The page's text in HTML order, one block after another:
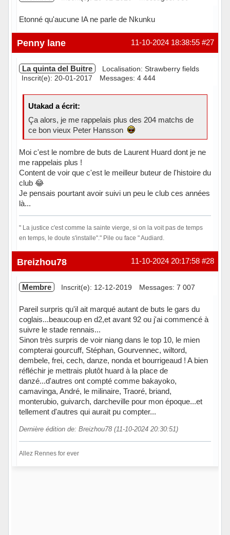
Etonné qu'aucune IA ne parle de Nkunku
Hors ligne #27
11-10-2024 18:38:55
Penny lane
La quinta del Buitre
Localisation: Strawberry fields
Inscrit(e): 20-01-2017
Messages: 4 444
Utakad a écrit:
Ça alors, je me rappelais plus des 204 matchs de
ce bon vieux Peter Hansson
Moi c'est le nombre de buts de Laurent Huard dont je ne
me rappelais plus !
Content de voir que c'est le meilleur buteur de l'histoire du
club 😂
Je pensais pourtant avoir suivi un peu le club ces années
là...
" La justice c'est comme la sainte vierge, si on la voit pas de temps
en temps, le doute s'installe"." Pile ou face " Audiard.
Hors ligne #28
11-10-2024 20:17:58
Breizhou78
Membre Inscrit(e): 12-12-2019 Messages: 7 007
Pareil surpris qu'il ait marqué autant de buts le gars du
coglais...beaucoup en d2,et avant 92 ou j'ai commencé à
suivre le stade rennais...
Sinon très surpris de voir niang dans le top 10, le mien
compterai gourcuff, Stéphan, Gourvennec, wiltord,
dembele, frei, cech, danze, nonda et bourrigeaud ! A bien
réfléchir je mettrais plutôt huard à la place de
danzé...d'autres ont compté comme bakayoko,
camavinga, André, le milinaire, Traoré, briand,
monterubio, guivarch, darcheville pour mon époque...et
tellement d'autres qui aurait pu compter...
Dernière édition de: Breizhou78 (11-10-2024 20:30:51)
Allez Rennes for ever